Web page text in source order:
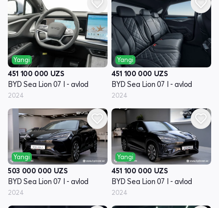
Yangi
451 100 000 UZS
BYD Sea Lion 07 I - avlod
2024
Yangi
451 100 000 UZS
BYD Sea Lion 07 I - avlod
2024
Yangi
503 000 000 UZS
BYD Sea Lion 07 I - avlod
2024
Yangi
451 100 000 UZS
BYD Sea Lion 07 I - avlod
2024